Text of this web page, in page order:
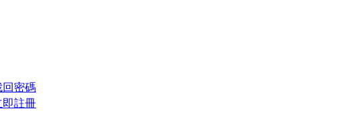
回密碼
即註冊